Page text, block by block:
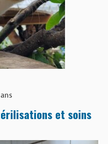
et soins